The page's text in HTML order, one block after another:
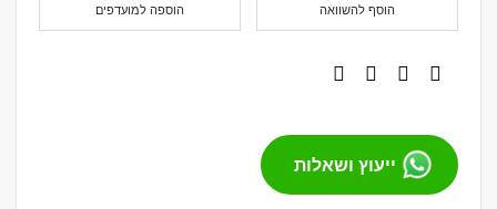
הוספה למועדפים הוסף להשוואה
ייעוץ ושאלות